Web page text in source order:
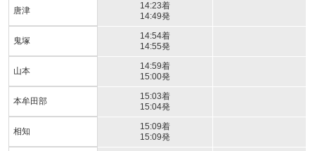
唐津
14:23着
14:49発
鬼塚
14:54着
14:55発
山本
14:59着
15:00発
本牟田部
15:03着
15:04発
相知
15:09着
15:09発